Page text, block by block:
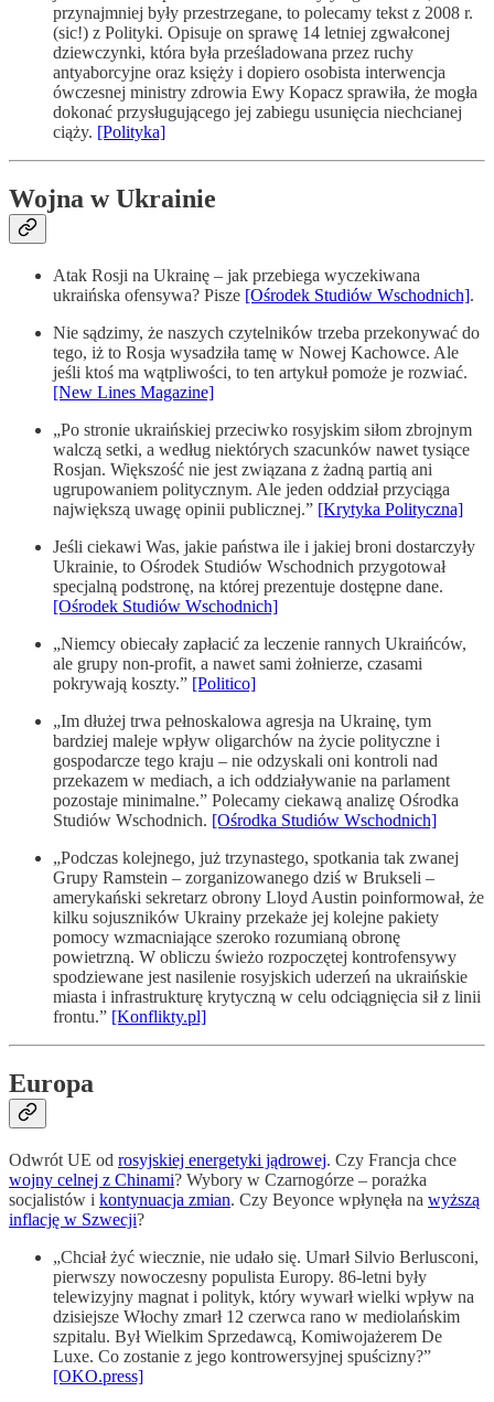
przynajmniej były przestrzegane, to polecamy tekst z 2008 r.
(sic!) z Polityki. Opisuje on sprawę 14 letniej zgwałconej
dziewczynki, która była prześladowana przez ruchy
antyaborcyjne oraz księży i dopiero osobista interwencja
ówczesnej ministry zdrowia Ewy Kopacz sprawiła, że mogła
dokonać przysługującego jej zabiegu usunięcia niechcianej
ciąży. [Polityka]
Wojna w Ukrainie
Atak Rosji na Ukrainę – jak przebiega wyczekiwana
ukraińska ofensywa? Pisze [Ośrodek Studiów Wschodnich].
Nie sądzimy, że naszych czytelników trzeba przekonywać do
tego, iż to Rosja wysadziła tamę w Nowej Kachowce. Ale
jeśli ktoś ma wątpliwości, to ten artykuł pomoże je rozwiać.
[New Lines Magazine]
„Po stronie ukraińskiej przeciwko rosyjskim siłom zbrojnym
walczą setki, a według niektórych szacunków nawet tysiące
Rosjan. Większość nie jest związana z żadną partią ani
ugrupowaniem politycznym. Ale jeden oddział przyciąga
największą uwagę opinii publicznej.” [Krytyka Polityczna]
Jeśli ciekawi Was, jakie państwa ile i jakiej broni dostarczyły
Ukrainie, to Ośrodek Studiów Wschodnich przygotował
specjalną podstronę, na której prezentuje dostępne dane.
[Ośrodek Studiów Wschodnich]
„Niemcy obiecały zapłacić za leczenie rannych Ukraińców,
ale grupy non-profit, a nawet sami żołnierze, czasami
pokrywają koszty.” [Politico]
„Im dłużej trwa pełnoskalowa agresja na Ukrainę, tym
bardziej maleje wpływ oligarchów na życie polityczne i
gospodarcze tego kraju – nie odzyskali oni kontroli nad
przekazem w mediach, a ich oddziaływanie na parlament
pozostaje minimalne.” Polecamy ciekawą analizę Ośrodka
Studiów Wschodnich. [Ośrodka Studiów Wschodnich]
„Podczas kolejnego, już trzynastego, spotkania tak zwanej
Grupy Ramstein – zorganizowanego dziś w Brukseli –
amerykański sekretarz obrony Lloyd Austin poinformował, że
kilku sojuszników Ukrainy przekaże jej kolejne pakiety
pomocy wzmacniające szeroko rozumianą obronę
powietrzną. W obliczu świeżo rozpoczętej kontrofensywy
spodziewane jest nasilenie rosyjskich uderzeń na ukraińskie
miasta i infrastrukturę krytyczną w celu odciągnięcia sił z linii
frontu.” [Konflikty.pl]
Europa
Odwrót UE od rosyjskiej energetyki jądrowej. Czy Francja chce
wojny celnej z Chinami? Wybory w Czarnogórze – porażka
socjalistów i kontynuacja zmian. Czy Beyonce wpłynęła na wyższą
inflację w Szwecji?
„Chciał żyć wiecznie, nie udało się. Umarł Silvio Berlusconi,
pierwszy nowoczesny populista Europy. 86-letni były
telewizyjny magnat i polityk, który wywarł wielki wpływ na
dzisiejsze Włochy zmarł 12 czerwca rano w mediolańskim
szpitalu. Był Wielkim Sprzedawcą, Komiwojażerem De
Luxe. Co zostanie z jego kontrowersyjnej spuścizny?”
[OKO.press]